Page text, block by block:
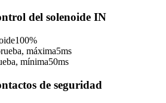
del solenoide IN
100%
máxima5ms
mínima50ms
de seguridad